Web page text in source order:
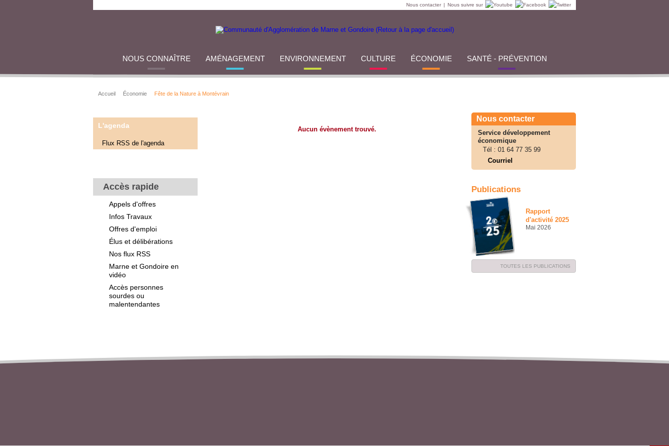
Nous contacter | Nous suivre sur
NOUS CONNAÎTRE AMÉNAGEMENT ENVIRONNEMENT CULTURE ÉCONOMIE SANTÉ - PRÉVENTION
Accueil Économie Fête de la Nature à Montévrain
L'agenda
Flux RSS de l'agenda
Accès rapide
Appels d'offres
Infos Travaux
Offres d'emploi
Élus et délibérations
Nos flux RSS
Marne et Gondoire en
vidéo
Accès personnes
sourdes ou
malentendantes
Aucun évènement trouvé.
Nous contacter
Service développement
économique
Tél : 01 64 77 35 99
Courriel
Publications
Rapport
d'activité 2025
Mai 2026
TOUTES LES PUBLICATIONS